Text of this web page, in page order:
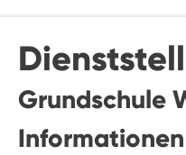
Grundschule
Informationen